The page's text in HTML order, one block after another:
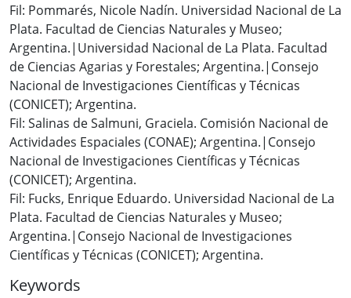
Fil: Pommarés, Nicole Nadín. Universidad Nacional de La
Plata. Facultad de Ciencias Naturales y Museo;
Argentina.|Universidad Nacional de La Plata. Facultad
de Ciencias Agarias y Forestales; Argentina.|Consejo
Nacional de Investigaciones Científicas y Técnicas
(CONICET); Argentina.
Fil: Salinas de Salmuni, Graciela. Comisión Nacional de
Actividades Espaciales (CONAE); Argentina.|Consejo
Nacional de Investigaciones Científicas y Técnicas
(CONICET); Argentina.
Fil: Fucks, Enrique Eduardo. Universidad Nacional de La
Plata. Facultad de Ciencias Naturales y Museo;
Argentina.|Consejo Nacional de Investigaciones
Científicas y Técnicas (CONICET); Argentina.
Keywords